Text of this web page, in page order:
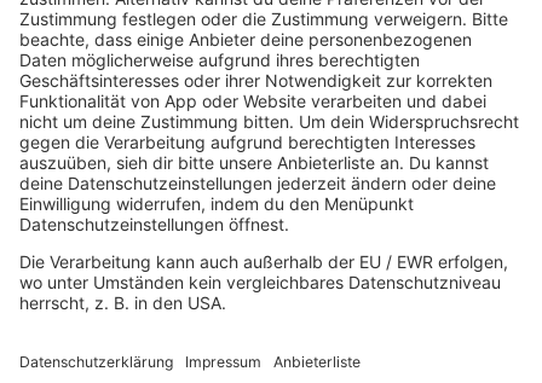
Good Vibes
I Love Hamburg
Mallorca Party
Mitsingen
Top 100 Deutschrap
Top 100 Dance
Top 100 Party
Sommer
Unplugged
TikTok Hittracks
Uptempo Banger
Programm